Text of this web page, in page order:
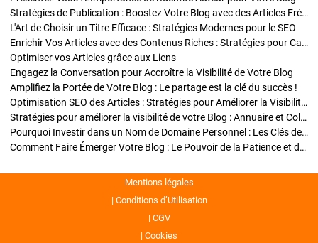
Stratégies de Publication : Boostez Votre Blog avec des Articles Fréquents et Exclusifs
L'Art de Choisir un Titre Efficace : Stratégies Modernes pour le SEO
Enrichir Vos Articles avec des Contenus Riches : Stratégies pour Captiver et Optimiser
Optimiser vos Articles grâce aux Liens
Engagez la Conversation pour Accroître la Visibilité de Votre Blog
Amplifiez la Portée de Votre Blog : Le partage est la clé du succès !
Optimisation SEO des Articles : Stratégies pour Améliorer la Visibilité de Votre Blog
Stratégies pour améliorer la visibilité de votre Blog : Annuaire et Collaborations
Pourquoi Investir dans un Nom de Domaine Personnel : Les Clés de la Réussite de Votre Blog
Comment Faire Émerger Votre Blog : Le Pouvoir de la Patience et de la Persévérance
Mentions légales
Conditions d’Utilisation
CGV
Cookies